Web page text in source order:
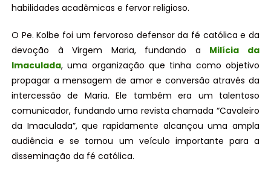
habilidades acadêmicas e fervor religioso.
O Pe. Kolbe foi um fervoroso defensor da fé católica e da
devoção à Virgem Maria, fundando a Milícia da
Imaculada, uma organização que tinha como objetivo
propagar a mensagem de amor e conversão através da
intercessão de Maria. Ele também era um talentoso
comunicador, fundando uma revista chamada “Cavaleiro
da Imaculada”, que rapidamente alcançou uma ampla
audiência e se tornou um veículo importante para a
disseminação da fé católica.